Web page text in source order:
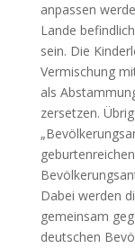
anpassen
Lande
sein. Die
Vermischung
als
zersetzen.
Dabei werden
gemeinsam
deutschen